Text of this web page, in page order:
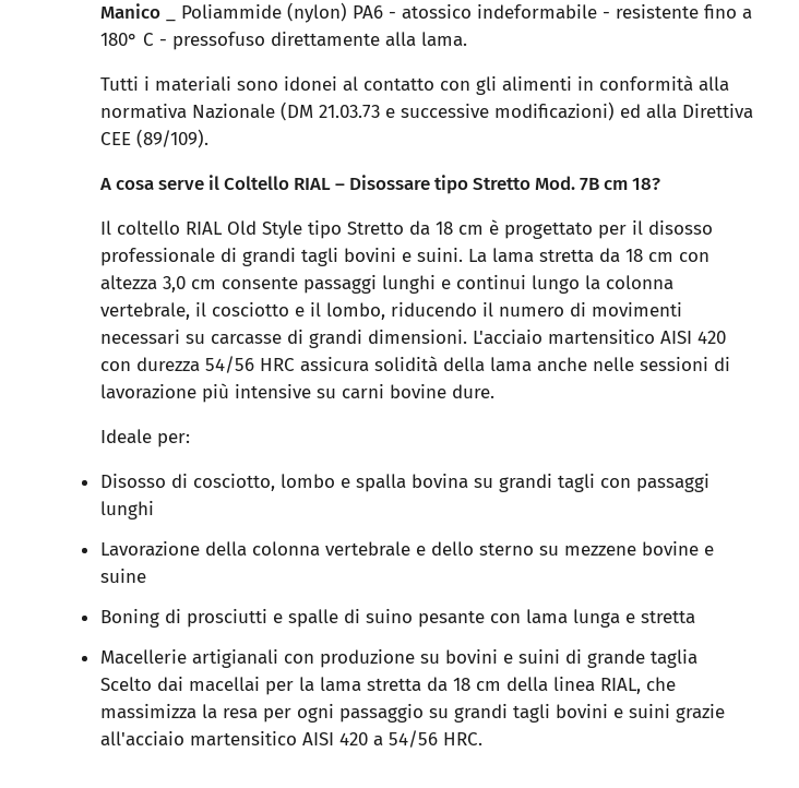
Manico _ Poliammide (nylon) PA6 - atossico indeformabile - resistente fino a
180° C - pressofuso direttamente alla lama.
Tutti i materiali sono idonei al contatto con gli alimenti in conformità alla
normativa Nazionale (DM 21.03.73 e successive modificazioni) ed alla Direttiva
CEE (89/109).
A cosa serve il Coltello RIAL – Disossare tipo Stretto Mod. 7B cm 18?
Il coltello RIAL Old Style tipo Stretto da 18 cm è progettato per il disosso
professionale di grandi tagli bovini e suini. La lama stretta da 18 cm con
altezza 3,0 cm consente passaggi lunghi e continui lungo la colonna
vertebrale, il cosciotto e il lombo, riducendo il numero di movimenti
necessari su carcasse di grandi dimensioni. L'acciaio martensitico AISI 420
con durezza 54/56 HRC assicura solidità della lama anche nelle sessioni di
lavorazione più intensive su carni bovine dure.
Ideale per:
Disosso di cosciotto, lombo e spalla bovina su grandi tagli con passaggi
lunghi
Lavorazione della colonna vertebrale e dello sterno su mezzene bovine e
suine
Boning di prosciutti e spalle di suino pesante con lama lunga e stretta
Macellerie artigianali con produzione su bovini e suini di grande taglia
Scelto dai macellai per la lama stretta da 18 cm della linea RIAL, che
massimizza la resa per ogni passaggio su grandi tagli bovini e suini grazie
all'acciaio martensitico AISI 420 a 54/56 HRC.